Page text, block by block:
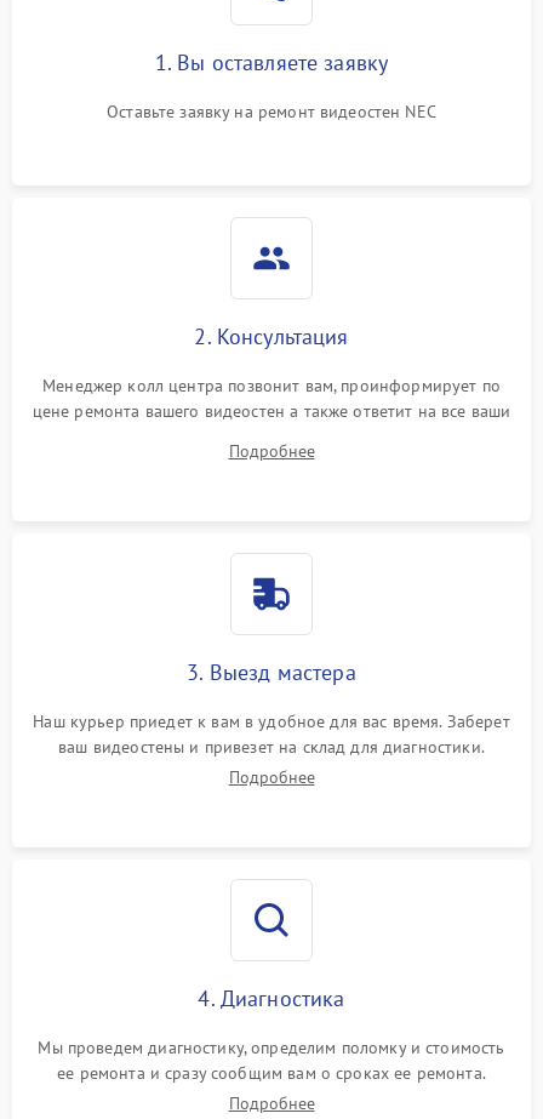
1. Вы оставляете заявку
Оставьте заявку на ремонт видеостен NEC
2. Консультация
Менеджер колл центра позвонит вам, проинформирует по
цене ремонта вашего видеостен а также ответит на все ваши
Подробнее
3. Выезд мастера
Наш курьер приедет к вам в удобное для вас время. Заберет
ваш видеостены и привезет на склад для диагностики.
Подробнее
4. Диагностика
Мы проведем диагностику, определим поломку и стоимость
ее ремонта и сразу сообщим вам о сроках ее ремонта.
Подробнее